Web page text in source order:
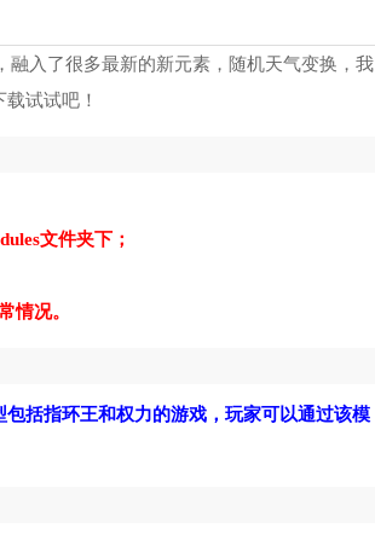
入了很多最新的新元素，随机天气变换，我
试试吧！
文件夹下；
情况。
括指环王和权力的游戏，玩家可以通过该模